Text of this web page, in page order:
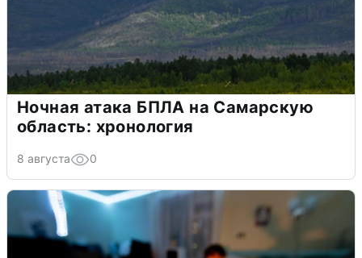
Ночная атака БПЛА на Самарскую
область: хронология
8 августа 0